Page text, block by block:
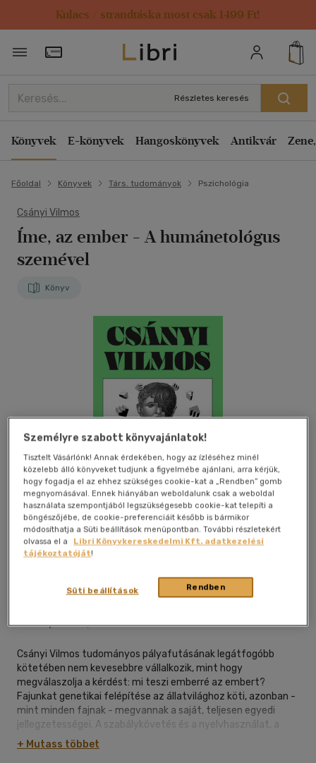
Kulacs / strandtáska most csak 1499 Ft!
Törzsvásárlói Kártya adatai
Részletes keresés
Könyvek E-könyvek Hangoskönyvek Antikvár
Főoldal Könyvek Társ. tudományok Pszichológia
Csányi Vilmos
Íme, az ember - A humánetológus
szemével
Könyv
Kívánságlistához adom
keménytáblás|513 oldal
Csányi Vilmos tudományos pályafutásának legátfogóbb
kötetében nem kevesebbre vállalkozik, mint hogy
megválaszolja a kérdést: mi teszi emberré az embert?
Fajunkat genetikai felépítése az állatvilághoz köti, azonban -
mint minden fajnak - megvannak a saját, teljesen egyedi
jellegzetességei. A szabálykövetés és a nyelvhasználat, a
tárgyakhoz való vonzódás jellemző embertulajdonság, ahogy
az engedelmesség és az alávetettség készségének magas
+ Mutass többet
Személyre szabott könyvajánlatok!
Tisztelt Vásárlónk! Annak érdekében, hogy az ízléséhez minél
közelebb álló könyveket tudjunk a figyelmébe ajánlani, arra kérjük,
hogy fogadja el az ehhez szükséges cookie-kat a „Rendben” gomb
megnyomásával. Ennek hiányában weboldalunk csak a weboldal
használata szempontjából legszükségesebb cookie-kat telepíti a
böngészőjébe, de cookie-preferenciáit később is bármikor
módosíthatja a Süti beállítások menüpontban. További részletekért
olvassa el a
Libri Könyvkereskedelmi Kft. adatkezelési
tájékoztatóját!
Rendben
Süti beállítások